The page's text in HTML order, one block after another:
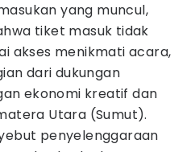
yang muncul,
tiket masuk tidak
akses menikmati acara,
dari dukungan
ekonomi kreatif dan
Utara (Sumut).
penyelenggaraan